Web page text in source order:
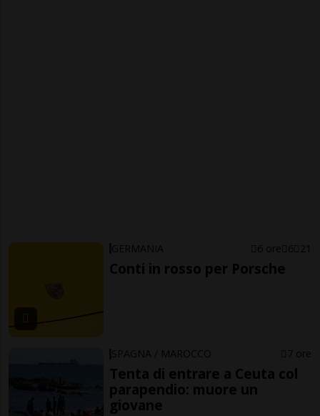
GERMANIA 6 ore 6 21
Conti in rosso per Porsche
SPAGNA / MAROCCO 7 ore
Tenta di entrare a Ceuta col
parapendio: muore un
giovane